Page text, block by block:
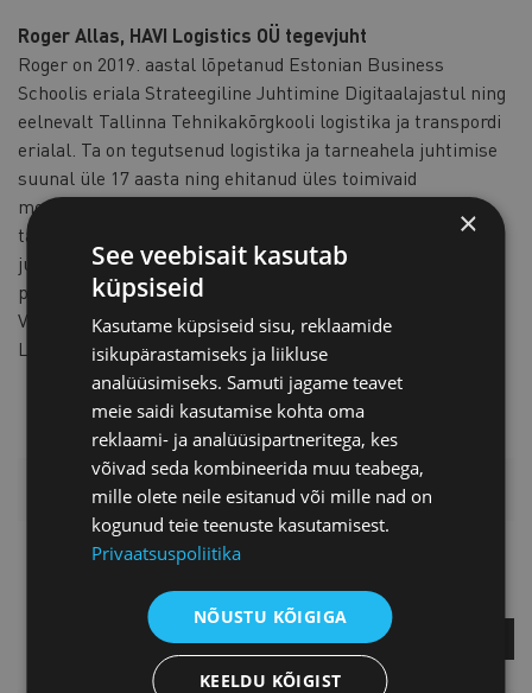
Roger Allas, HAVI Logistics OÜ tegevjuht
Roger on 2019. aastal lõpetanud Estonian Business
Schoolis eriala Strateegiline Juhtimine Digitaalajastul ning
eelnevalt Tallinna Tehnikakõrgkooli logistika ja transpordi
erialal. Ta on tegutsenud logistika ja tarneahela juhtimise
suunal üle 17 aasta ning ehitanud üles toimivaid
meeskondi. Olles juhtinud erineva suurusega üksusi, on
täna usaldatud Rogeri vastutada HAVI Logistics OÜ
juhtimine. Ettevõttes töötab üle 220 inimese ning
peamiseks tegevuseks on 3PL teenuse pakkumine.
Varasemalt on ta omandanud kogemusi nii Smarten
Logisticsis kui Kalevi Kommivabrikus.
LISAINFO
Teenuste direktor
KÜSI LISA
×
See veebisait kasutab
küpsiseid
Kasutame küpsiseid sisu, reklaamide
isikupärastamiseks ja liikluse
analüüsimiseks. Samuti jagame teavet
meie saidi kasutamise kohta oma
reklaami- ja analüüsipartneritega, kes
võivad seda kombineerida muu teabega,
mille olete neile esitanud või mille nad on
kogunud teie teenuste kasutamisest.
Privaatsuspoliitika
NÕUSTU KÕIGIGA
KEELDU KÕIGIST